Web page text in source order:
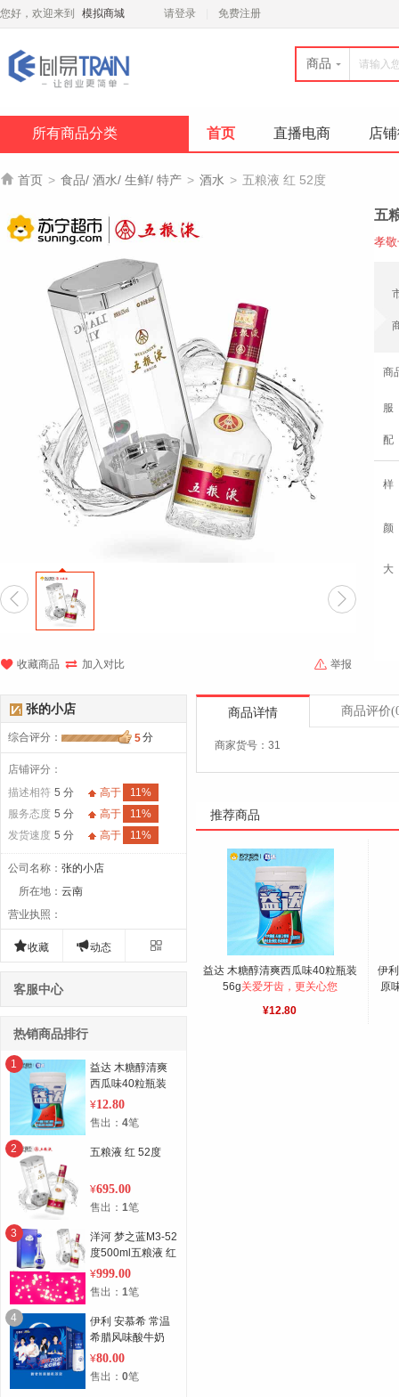
您好，欢迎来到 模拟商城 请登录 免费注册
商品
所有商品分类 首页 直播电商 店
 首页 > 食品/ 酒水/ 生鲜/ 特产 > 酒水 > 五粮液 红 52度
 
 收藏商品  加入对比  举报
五
孝
商
商品详情 商品评价
商家货号：31
推荐商品
益达 木糖醇清爽西瓜味40粒瓶装
56g关爱牙齿，更关心您
¥12.80
伊
原
张的小店
综合评分 ： 5分
店铺评分：
描述相符 5 分 高于
11%
服务态度 5 分 高于
11%
发货速度 5 分 高于 11%
公司名称 ： 张的小店
所在地 ： 云南
营业执照 ：
收藏 动态 
客服中心
热销商品排行
1
益达 木糖醇清爽
西瓜味40粒瓶装
56g
¥12.80
售出： 4笔
2 五粮液 红 52度
¥695.00
售出： 1笔
3
洋河 梦之蓝M3-52
度500ml五粮液 红
52度 孝敬长辈，
推荐用酒
¥999.00
售出： 1笔
4
伊利 安慕希 常温
希腊风味酸牛奶
原味230g*10瓶/箱
（礼盒装）高端畅
饮 迪丽热巴同款
¥80.00
售出： 0笔